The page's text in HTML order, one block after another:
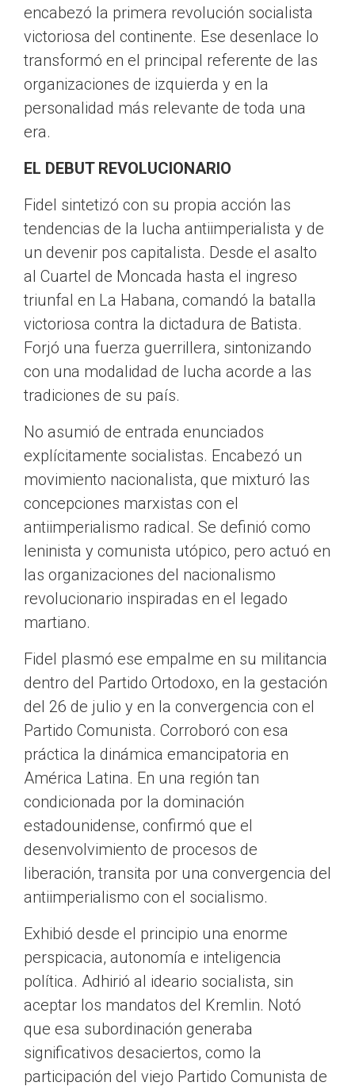
encabezó la primera revolución socialista
victoriosa del continente. Ese desenlace lo
transformó en el principal referente de las
organizaciones de izquierda y en la
personalidad más relevante de toda una
era.
EL DEBUT REVOLUCIONARIO
Fidel sintetizó con su propia acción las
tendencias de la lucha antiimperialista y de
un devenir pos capitalista. Desde el asalto
al Cuartel de Moncada hasta el ingreso
triunfal en La Habana, comandó la batalla
victoriosa contra la dictadura de Batista.
Forjó una fuerza guerrillera, sintonizando
con una modalidad de lucha acorde a las
tradiciones de su país.
No asumió de entrada enunciados
explícitamente socialistas. Encabezó un
movimiento nacionalista, que mixturó las
concepciones marxistas con el
antiimperialismo radical. Se definió como
leninista y comunista utópico, pero actuó en
las organizaciones del nacionalismo
revolucionario inspiradas en el legado
martiano.
Fidel plasmó ese empalme en su militancia
dentro del Partido Ortodoxo, en la gestación
del 26 de julio y en la convergencia con el
Partido Comunista. Corroboró con esa
práctica la dinámica emancipatoria en
América Latina. En una región tan
condicionada por la dominación
estadounidense, confirmó que el
desenvolvimiento de procesos de
liberación, transita por una convergencia del
antiimperialismo con el socialismo.
Exhibió desde el principio una enorme
perspicacia, autonomía e inteligencia
política. Adhirió al ideario socialista, sin
aceptar los mandatos del Kremlin. Notó
que esa subordinación generaba
significativos desaciertos, como la
participación del viejo Partido Comunista de